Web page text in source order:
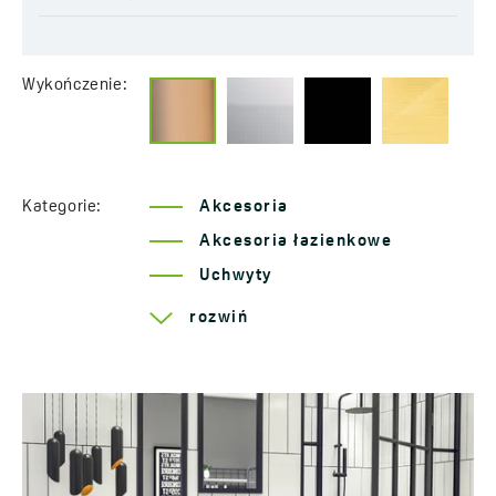
Wykończenie:
Kategorie: Akcesoria
Akcesoria łazienkowe
Uchwyty
Seria Rondo
rozwiń